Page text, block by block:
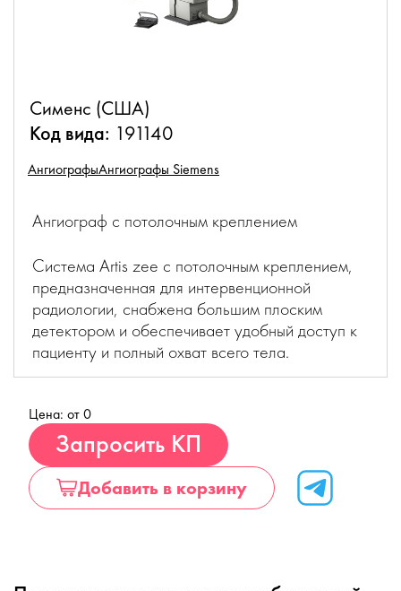
Сименс (США)
Код вида: 191140
АнгиографыАнгиографы Siemens
Ангиограф с потолочным креплением
Система Artis zee с потолочным креплением,
предназначенная для интервенционной
радиологии, снабжена большим плоским
детектором и обеспечивает удобный доступ к
пациенту и полный охват всего тела.
Цена: от 0
Запросить КП
Добавить в корзину